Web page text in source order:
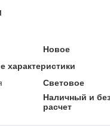
Новое
характеристики
Световое
Наличный и
расчет